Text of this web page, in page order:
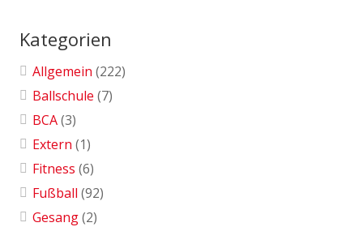
Kategorien
Allgemein (222)
Ballschule (7)
BCA(3)
Extern (1)
Fitness (6)
Fußball (92)
Gesang(2)